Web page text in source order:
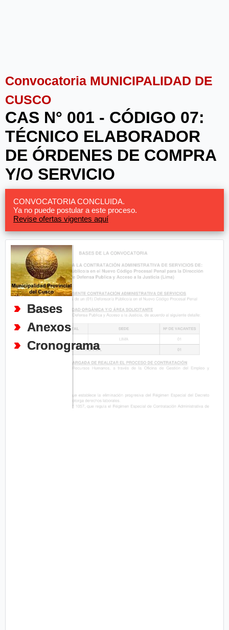
Convocatoria MUNICIPALIDAD DE
CUSCO
CAS N° 001 - CÓDIGO 07:
TÉCNICO ELABORADOR
DE ÓRDENES DE COMPRA
Y/O SERVICIO
CONVOCATORIA CONCLUIDA.
Ya no puede postular a este proceso.
Revise ofertas vigentes aquí
Bases
Anexos
Cronograma